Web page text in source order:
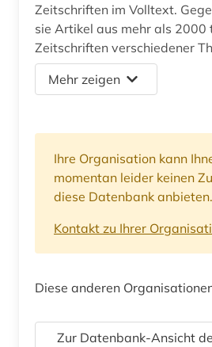
Zeitschriften im Volltext.
sie Artikel aus mehr als 2000
Zeitschriften verschiedener
Mehr zeigen
Ihre Organisation kann
momentan leider keinen
diese Datenbank anbieten.
Kontakt zu Ihrer
Diese anderen
Zur Datenbank-Ansicht